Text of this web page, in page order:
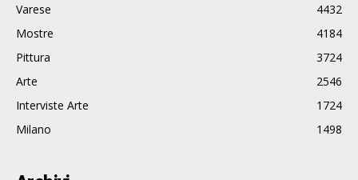
Varese
4432
Mostre
4184
Pittura
3724
Arte
2546
Interviste Arte
1724
Milano
1498